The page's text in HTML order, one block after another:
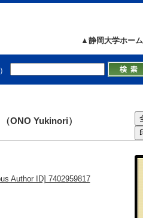
▲静岡大学ホーム
ONO Yukinori）
Author ID] 7402959817